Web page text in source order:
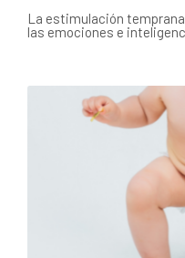
La estimulación
las emociones e